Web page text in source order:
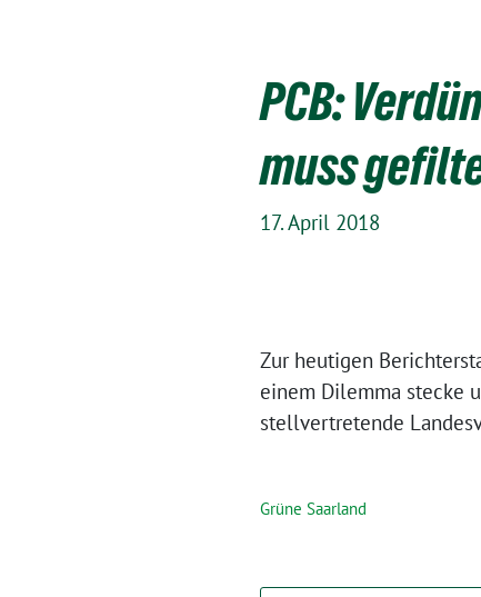
PCB:
muss
17. April 2018
Zur heutigen
einem Dilemma stecke
stellvertretende
Grüne Saarland